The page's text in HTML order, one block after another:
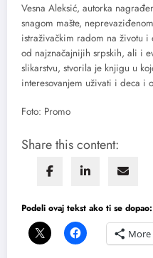
Vesna Aleksić, autorka
snagom mašte,
istraživačkim radom na životu
od najznačajnijih srpskih, ali i
slikarstvu, stvorila je knjigu u
interesovanjem uživati i deca i
Foto: Promo
Share this content:
Podeli ovaj tekst ako ti se dopao:
More